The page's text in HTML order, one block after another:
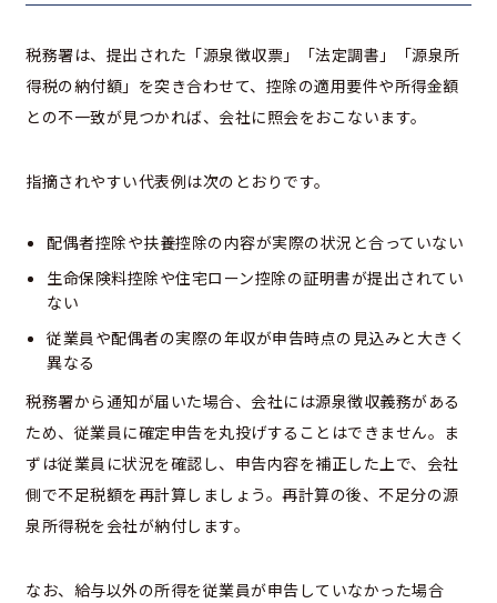
税務署は、提出された「源泉徴収票」「法定調書」「源泉所
得税の納付額」を突き合わせて、控除の適用要件や所得金額
との不一致が見つかれば、会社に照会をおこないます。
指摘されやすい代表例は次のとおりです。
配偶者控除や扶養控除の内容が実際の状況と合っていない
生命保険料控除や住宅ローン控除の証明書が提出されてい
ない
従業員や配偶者の実際の年収が申告時点の見込みと大きく
異なる
税務署から通知が届いた場合、会社には源泉徴収義務がある
ため、従業員に確定申告を丸投げすることはできません。ま
ずは従業員に状況を確認し、申告内容を補正した上で、会社
側で不足税額を再計算しましょう。再計算の後、不足分の源
泉所得税を会社が納付します。
なお、給与以外の所得を従業員が申告していなかった場合